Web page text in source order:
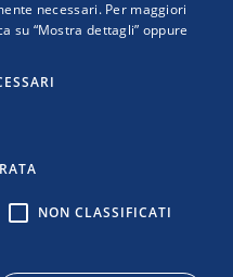
necessari. Per maggiori
su “Mostra dettagli” oppure
NON CLASSIFICATI